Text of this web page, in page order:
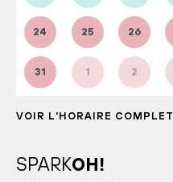
24 25 26
31 1 2
VOIR L'HORAIRE COMPLET
SPARKOH!